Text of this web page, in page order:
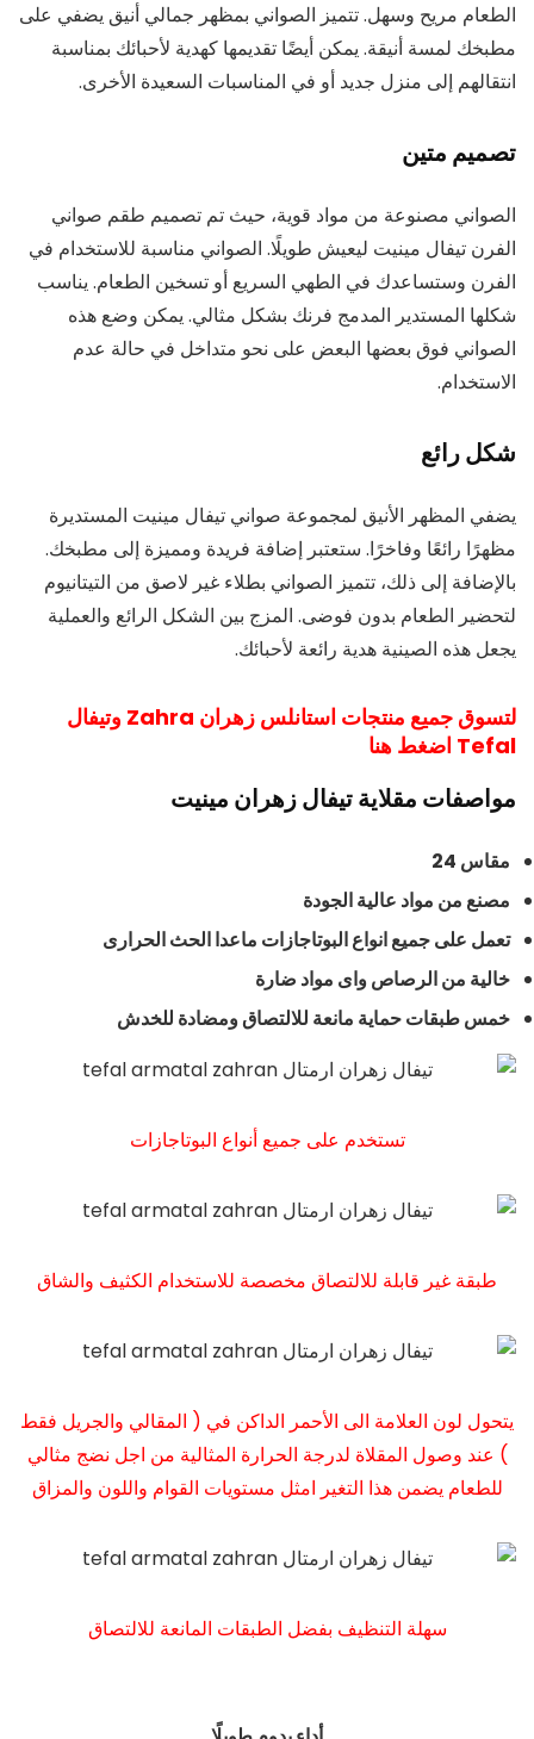
الطعام مريح وسهل. تتميز الصواني بمظهر جمالي أنيق يضفي على
مطبخك لمسة أنيقة. يمكن أيضًا تقديمها كهدية لأحبائك بمناسبة
انتقالهم إلى منزل جديد أو في المناسبات السعيدة الأخرى.
تصميم متين
الصواني مصنوعة من مواد قوية، حيث تم تصميم طقم صواني
الفرن تيفال مينيت ليعيش طويلًا. الصواني مناسبة للاستخدام في
الفرن وستساعدك في الطهي السريع أو تسخين الطعام. يناسب
شكلها المستدير المدمج فرنك بشكل مثالي. يمكن وضع هذه
الصواني فوق بعضها البعض على نحو متداخل في حالة عدم
الاستخدام.
شكل رائع
يضفي المظهر الأنيق لمجموعة صواني تيفال مينيت المستديرة
مظهرًا رائعًا وفاخرًا. ستعتبر إضافة فريدة ومميزة إلى مطبخك.
بالإضافة إلى ذلك، تتميز الصواني بطلاء غير لاصق من التيتانيوم
لتحضير الطعام بدون فوضى. المزج بين الشكل الرائع والعملية
يجعل هذه الصينية هدية رائعة لأحبائك.
لتسوق جميع منتجات استانلس زهران Zahra وتيفال
Tefal اضغط هنا
مواصفات مقلاية تيفال زهران مينيت
مقاس 24
مصنع من مواد عالية الجودة
تعمل على جميع انواع البوتاجازات ماعدا الحث الحرارى
خالية من الرصاص واى مواد ضارة
خمس طبقات حماية مانعة للالتصاق ومضادة للخدش
تستخدم على جميع أنواع البوتاجازات
طبقة غير قابلة للالتصاق مخصصة للاستخدام الكثيف والشاق
يتحول لون العلامة الى الأحمر الداكن في ( المقالي والجريل فقط
) عند وصول المقلاة لدرجة الحرارة المثالية من اجل نضج مثالي
للطعام يضمن هذا التغير امثل مستويات القوام واللون والمزاق
سهلة التنظيف بفضل الطبقات المانعة للالتصاق